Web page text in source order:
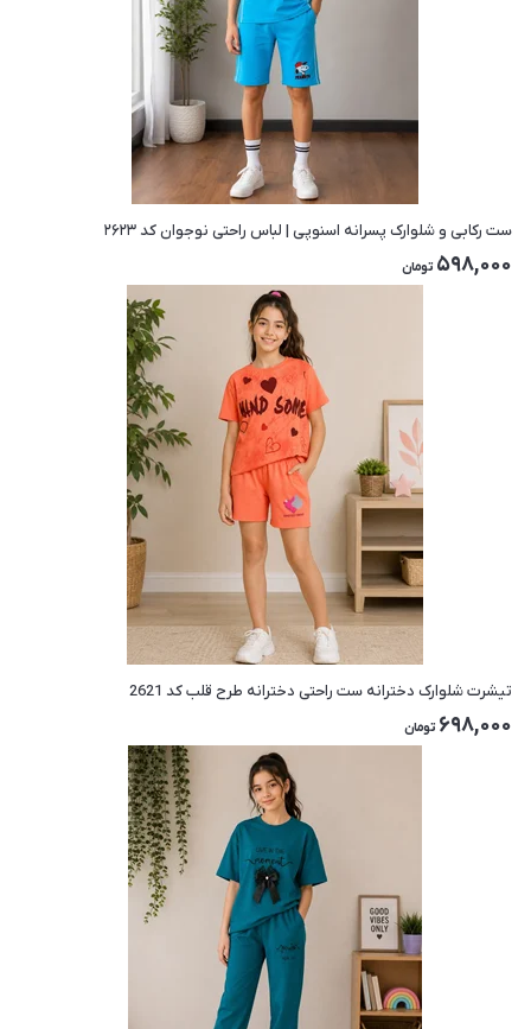
ست رکابی و شلوارک پسرانه اسنوپی | لباس راحتی نوجوان کد ۲۶۲۳
598,000 تومان
تیشرت شلوارک دخترانه ست راحتی دخترانه طرح قلب کد 2621
698,000 تومان